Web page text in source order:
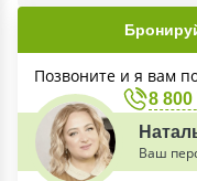
Позвоните и я вам
8 800
Ваш